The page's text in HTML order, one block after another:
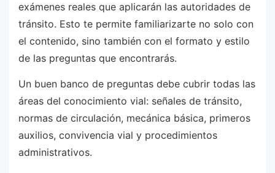
exámenes reales que aplicarán las autoridades de
tránsito. Esto te permite familiarizarte no solo con
el contenido, sino también con el formato y estilo
de las preguntas que encontrarás.
Un buen banco de preguntas debe cubrir todas las
áreas del conocimiento vial: señales de tránsito,
normas de circulación, mecánica básica, primeros
auxilios, convivencia vial y procedimientos
administrativos.